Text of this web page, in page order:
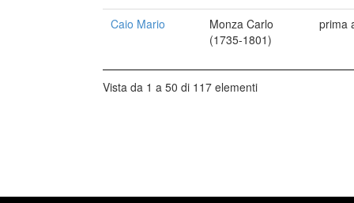
Caio Mario
Monza Carlo
(1735-1801)
prima
Vista da 1 a 50 di 117 elementi